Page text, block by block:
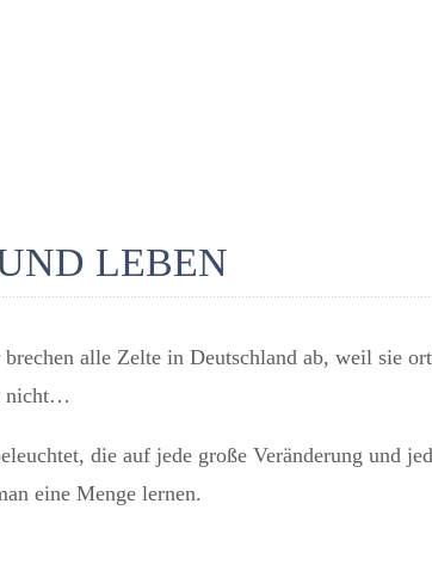
LEBEN
alle Zelte in Deutschland ab, weil sie
nicht…
die auf jede große Veränderung und
eine Menge lernen.